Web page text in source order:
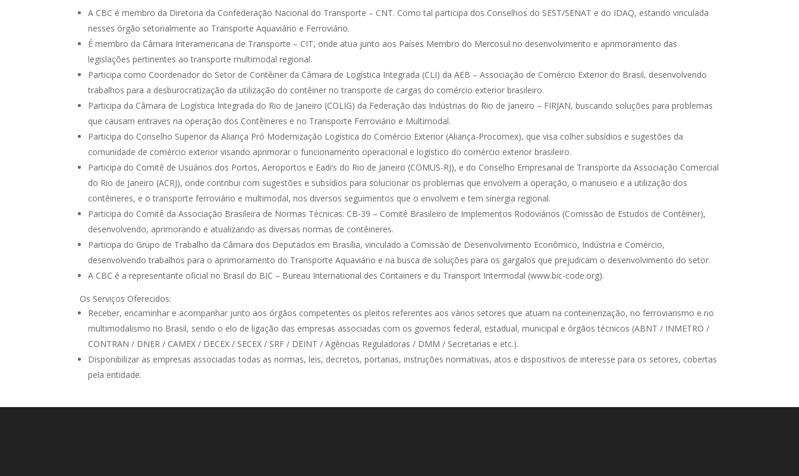
A CBC é membro da Diretoria da Confederação Nacional do Transporte – CNT. Como tal participa dos Conselhos do SEST/SENAT e do IDAQ, estando vinculada
nesses órgão setorialmente ao Transporte Aquaviário e Ferroviário.
É membro da Câmara Interamericana de Transporte – CIT, onde atua junto aos Países Membro do Mercosul no desenvolvimento e aprimoramento das
legislações pertinentes ao transporte multimodal regional.
Participa como Coordenador do Setor de Contêiner da Câmara de Logística Integrada (CLI) da AEB – Associação de Comércio Exterior do Brasil, desenvolvendo
trabalhos para a desburocratização da utilização do contêiner no transporte de cargas do comércio exterior brasileiro.
Participa da Câmara de Logística Integrada do Rio de Janeiro (COLIG) da Federação das Indústrias do Rio de Janeiro – FIRJAN, buscando soluções para problemas
que causam entraves na operação dos Contêineres e no Transporte Ferroviário e Multimodal.
Participa do Conselho Superior da Aliança Pró Modernização Logística do Comércio Exterior (Aliança-Procomex), que visa colher subsídios e sugestões da
comunidade de comércio exterior visando aprimorar o funcionamento operacional e logístico do comércio exterior brasileiro.
Participa do Comitê de Usuários dos Portos, Aeroportos e Eadi‘s do Rio de Janeiro (COMUS-RJ), e do Conselho Empresarial de Transporte da Associação Comercial
do Rio de Janeiro (ACRJ), onde contribui com sugestões e subsídios para solucionar os problemas que envolvem a operação, o manuseio e a utilização dos
contêineres, e o transporte ferroviário e multimodal, nos diversos seguimentos que o envolvem e tem sinergia regional.
Participa do Comitê da Associação Brasileira de Normas Técnicas: CB-39 – Comitê Brasileiro de Implementos Rodoviários (Comissão de Estudos de Contêiner),
desenvolvendo, aprimorando e atualizando as diversas normas de contêineres.
Participa do Grupo de Trabalho da Câmara dos Deputados em Brasília, vinculado a Comissão de Desenvolvimento Econômico, Indústria e Comércio,
desenvolvendo trabalhos para o aprimoramento do Transporte Aquaviário e na busca de soluções para os gargalos que prejudicam o desenvolvimento do setor.
A CBC é a representante oficial no Brasil do BIC – Bureau International des Containers e du Transport Intermodal (www.bic-code.org).
Os Serviços Oferecidos:
Receber, encaminhar e acompanhar junto aos órgãos competentes os pleitos referentes aos vários setores que atuam na conteinerização, no ferroviarismo e no
multimodalismo no Brasil, sendo o elo de ligação das empresas associadas com os governos federal, estadual, municipal e órgãos técnicos (ABNT / INMETRO /
CONTRAN / DNER / CAMEX / DECEX / SECEX / SRF / DEINT / Agências Reguladoras / DMM / Secretarias e etc.).
Disponibilizar as empresas associadas todas as normas, leis, decretos, portarias, instruções normativas, atos e dispositivos de interesse para os setores, cobertas
pela entidade.